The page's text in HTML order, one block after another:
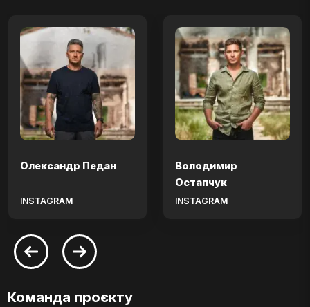
Олександр Педан
INSTAGRAM
Володимир
Остапчук
INSTAGRAM
Команда проєкту